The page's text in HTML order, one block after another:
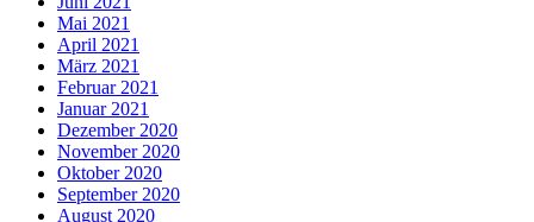
Mai 2021
April 2021
März 2021
Februar 2021
Januar 2021
Dezember 2020
November 2020
Oktober 2020
September 2020
August 2020